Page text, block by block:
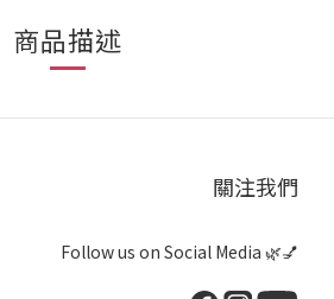
商品描述
關注我們
Follow us on Social Media 🌿💅